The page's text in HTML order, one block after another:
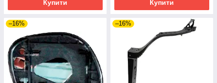
Купити Купити
–16% –16%